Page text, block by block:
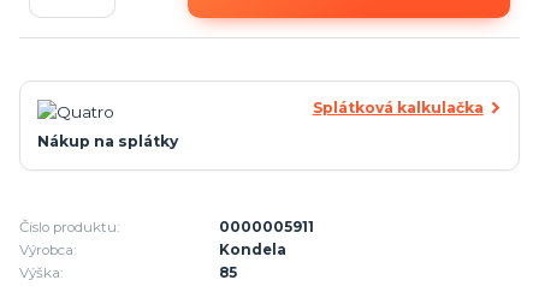
Splátková kalkulačka
Nákup na splátky
Číslo produktu:
0000005911
Výrobca:
Kondela
Výška:
85